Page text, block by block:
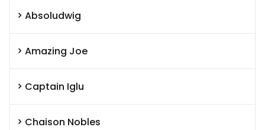
Absoludwig
Amazing Joe
Captain Iglu
Chaison Nobles